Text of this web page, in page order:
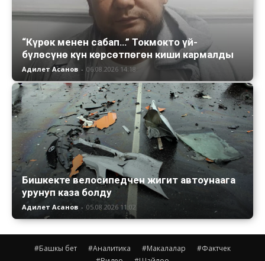
“Күрөк менен сабап…” Токмокто үй-
бүлөсүнө күн көрсөтпөгөн киши кармалды
Адилет Асанов - 06.08.2026 14:18
Бишкекте велосипедчен жигит автоунаага
урунуп каза болду
Адилет Асанов - 05.08.2026 11:02
#Башкы бет #Аналитика #Макалалар
#Фактчек